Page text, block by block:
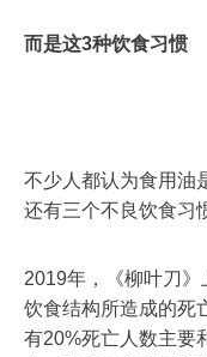
而是这3种饮食习惯
不少人都认为食用油
还有三个不良饮食习
2019年，《柳叶刀
饮食结构所造成的死
有20%死亡人数主要